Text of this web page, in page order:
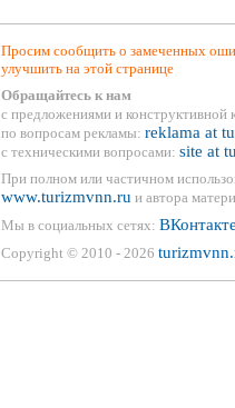
Просим сообщить о замеченных
улучшить на этой странице
Обращайтесь к нам
с предложениями и конструктивной
по вопросам рекламы: reklama at
с техническими вопросами: site at
При полном или частичном
www.turizmvnn.ru и автора
Мы в социальных сетях:
Copyright © 2010 - 2026